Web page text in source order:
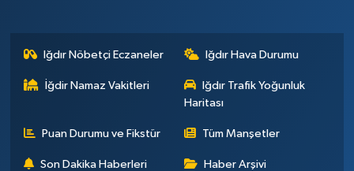
Iğdır Nöbetçi Eczaneler Iğdır Hava Durumu
İğdir Namaz Vakitleri
Iğdır Trafik Yoğunluk
Haritası
Puan Durumu ve Fikstür Tüm Manşetler
Son Dakika Haberleri Haber Arşivi